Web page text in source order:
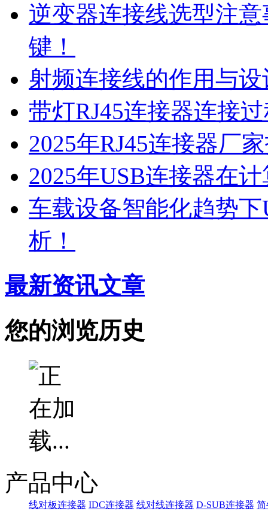
逆变器连接线选型注
键！
射频连接线的作用与
带灯RJ45连接器连接
2025年RJ45连接器厂
2025年USB连接器在
车载设备智能化趋势
析！
最新资讯文章
您的浏览历史
产品中心
线对板连接器 IDC连接器 线对线连接器 D-SUB连接器 简